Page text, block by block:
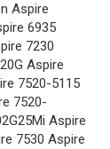
Aspire
6935
7230
Aspire
7520-5115
7520-
Aspire
7530 Aspire